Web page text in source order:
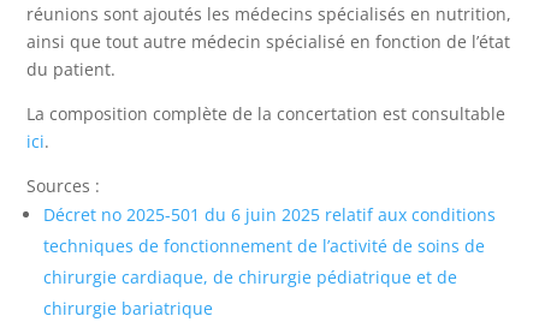
réunions sont ajoutés les médecins spécialisés en nutrition,
ainsi que tout autre médecin spécialisé en fonction de l’état
du patient.
La composition complète de la concertation est consultable
ici.
Sources :
Décret no 2025-501 du 6 juin 2025 relatif aux conditions
techniques de fonctionnement de l’activité de soins de
chirurgie cardiaque, de chirurgie pédiatrique et de
chirurgie bariatrique